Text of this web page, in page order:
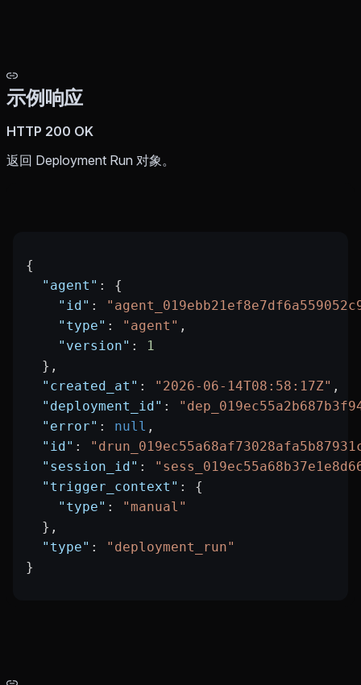
示例响应
HTTP 200 OK
返回 Deployment Run 对象。
{
  "agent"
: {
    "id"
:
    "type"
: "agent" ,
    "version"
:
1
  },
  "created_at"
: "2026-06-14T08:58:17Z" ,
  "deployment_id"
:
  "error"
: null ,
  "id"
:
  "session_id"
:
  "trigger_context"
: {
    "type"
:
"manual"
  },
  "type"
:
"deployment_run"
}